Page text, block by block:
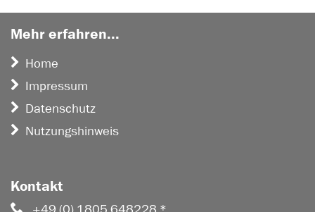
Mehr erfahren...
Home
Impressum
Datenschutz
Nutzungshinweis
Kontakt